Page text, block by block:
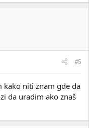
#5
kako niti znam gde da
da uradim ako znaš